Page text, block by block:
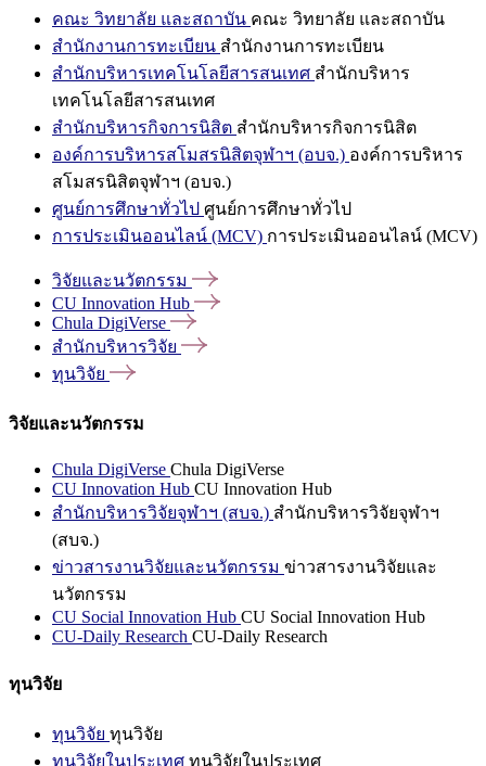
คณะ วิทยาลัย และสถาบัน คณะ วิทยาลัย และสถาบัน
สำนักงานการทะเบียน สำนักงานการทะเบียน
สำนักบริหารเทคโนโลยีสารสนเทศ สำนักบริหาร
เทคโนโลยีสารสนเทศ
สำนักบริหารกิจการนิสิต สำนักบริหารกิจการนิสิต
องค์การบริหารสโมสรนิสิตจุฬาฯ (อบจ.) องค์การบริหาร
สโมสรนิสิตจุฬาฯ (อบจ.)
ศูนย์การศึกษาทั่วไป ศูนย์การศึกษาทั่วไป
การประเมินออนไลน์ (MCV) การประเมินออนไลน์ (MCV)
วิจัยและนวัตกรรม
CU Innovation Hub
Chula DigiVerse
สำนักบริหารวิจัย
ทุนวิจัย
วิจัยและนวัตกรรม
Chula DigiVerse Chula DigiVerse
CU Innovation Hub CU Innovation Hub
สำนักบริหารวิจัยจุฬาฯ (สบจ.) สำนักบริหารวิจัยจุฬาฯ
(สบจ.)
ข่าวสารงานวิจัยและนวัตกรรม ข่าวสารงานวิจัยและ
นวัตกรรม
CU Social Innovation Hub CU Social Innovation Hub
CU-Daily Research CU-Daily Research
ทุนวิจัย
ทุนวิจัย ทุนวิจัย
ทุนวิจัยในประเทศ ทุนวิจัยในประเทศ